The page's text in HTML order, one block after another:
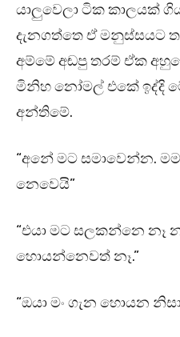
යාලුවෙලා ටික කාලයක්
දැනගත්තෙ ඒ මනුස්සයට
අම්මේ අඬපු තරම් ඒක
මිනිහ නෝමල් එකේ ඉද්දි
අන්තිමේ.
“අනේ මට සමාවෙන්න.
නෙවෙයි”
“එයා මට සලකන්නෙ නෑ
හොයන්නෙවත් නෑ.”
“ඔයා මං ගැන හොයන